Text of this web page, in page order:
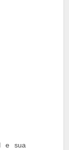
e sua